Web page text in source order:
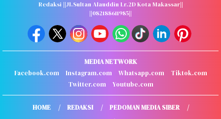
Redaksi ||Jl.Sultan Alauddin Lr.2D Kota Makassar||
||082188611985||
MEDIA NETWORK
Facebook.com
Instagram.com Whatsapp.com
Tiktok.com
Twitter.com
Youtube.com
HOME REDAKSI
PEDOMAN MEDIA SIBER